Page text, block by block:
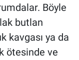
Böyle
butlan
kavgası ya da
ötesinde ve